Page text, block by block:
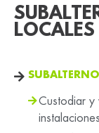
Custodiar y